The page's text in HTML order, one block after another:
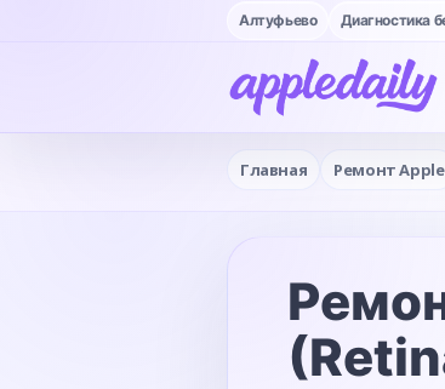
Алтуфьево Диагностика
Главная Ремонт Apple